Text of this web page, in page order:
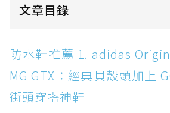
文章目錄
防水鞋推薦 1. adidas
MG GTX：經典貝殼頭加上
頭穿搭神鞋
防水鞋推薦 2. New Balance
防水鞋推薦 1. adidas
MG GTX：經典貝殼頭加上
街頭穿搭神鞋